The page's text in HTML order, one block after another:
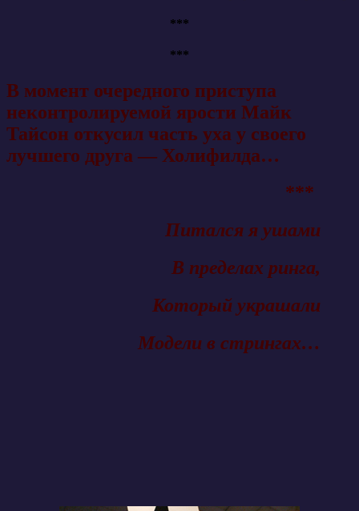
***
***
В момент очередного приступа
неконтролируемой ярости Майк
Тайсон откусил часть уха у своего
лучшего друга — Холифилда…
***
Питался я ушами
В пределах ринга,
Который украшали
Модели в стрингах…